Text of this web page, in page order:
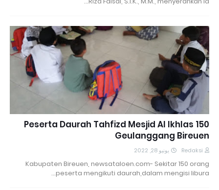
150 Peserta Daurah Tahfizd Mesjid Al Ikhlas
Geulanggang Bireuen
Redaksi يونيو 28, 2022
Kabupaten Bireuen, newsataloen.com- Sekitar 150 orang
peserta mengikuti daurah,dalam mengisi libura…